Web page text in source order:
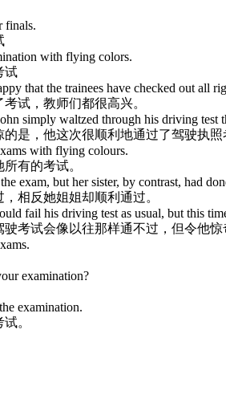
finals.
with flying colors.
试
that the trainees have checked out all
试，教师们都很高兴。
simply waltzed through his driving test
是，他这次很顺利地通过了驾驶执照
with flying colours.
有的考试。
exam, but her sister, by contrast, had
相反她姐姐却顺利通过。
fail his driving test as usual, but this
考试会像以往那样通不过，但令他惊
examination?
examination.
。